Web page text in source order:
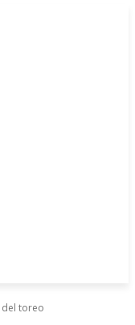
del toreo